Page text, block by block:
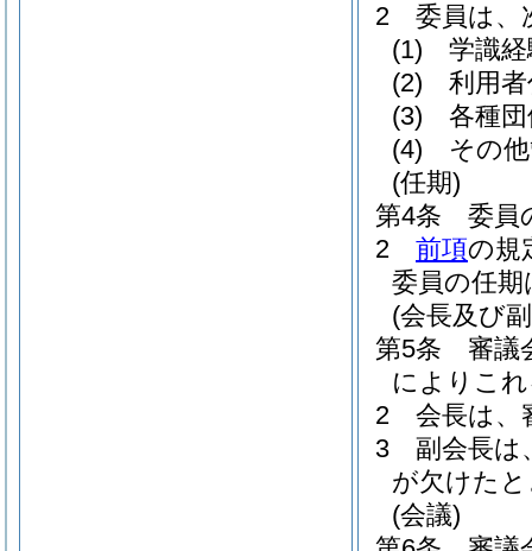
2
委員は、
(1)
学識
(2)
利用
(3)
各種
(4)
その
(任期)
第4条
委員
2
前項の規
委員の任
(会長及び
第5条
審議
によりこ
2
会長は、
3
副会長は
が欠けた
(会議)